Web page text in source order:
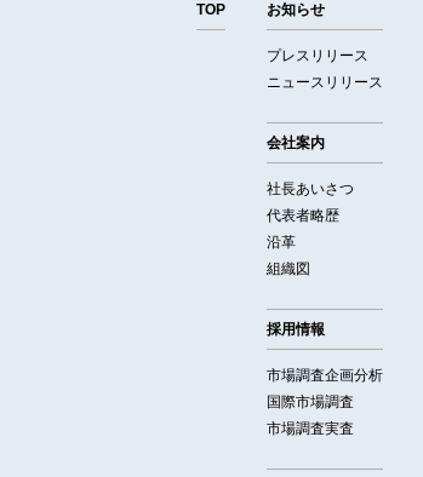
TOP お知らせ
プレスリリース
ニュースリリース
会社案内
社長あいさつ
代表者略歴
沿革
組織図
採用情報
市場調査企画分析
国際市場調査
市場調査実査